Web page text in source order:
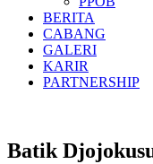
BERITA
CABANG
GALERI
KARIR
PARTNERSHIP
Batik